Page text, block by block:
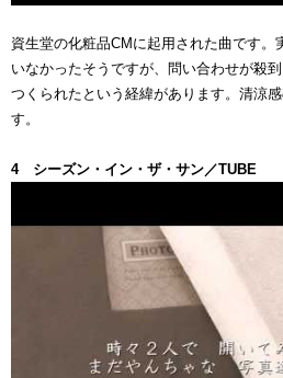
資生堂の化粧品CMに起用された曲です。
いなかったそうですが、問い合わせが殺
つくられたという経緯があります。清涼
す。
4 シーズン・イン・ザ・サン／TUBE